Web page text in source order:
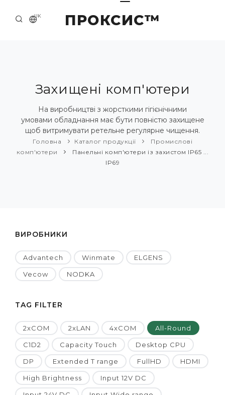
ПРОКСИС™
UK
ПРО НАС
ПРИКЛАДИ ТА РІШЕННЯ
КАТАЛОГ ПРОДУКЦІЇ
Захищені комп'ютери
На виробництві з жорсткими гігієнічними
умовами обладнання має бути повністю захищене
щоб витримувати ретельне регулярне чищення.
Головна Каталог продукції
Промислові
комп'ютери
Панельні комп'ютери із захистом IP65 ...
IP69
ВИРОБНИКИ
Advantech Winmate ELGENS
Vecow NODKA
TAG FILTER
2xCOM 2xLAN 4xCOM All-Round
C1D2 Capacity Touch Desktop CPU
DP Extended T range FullHD HDMI
High Brightness Input 12V DC